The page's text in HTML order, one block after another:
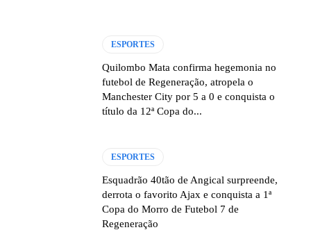
ESPORTES
Quilombo Mata confirma hegemonia no
futebol de Regeneração, atropela o
Manchester City por 5 a 0 e conquista o
título da 12ª Copa do...
ESPORTES
Esquadrão 40tão de Angical surpreende,
derrota o favorito Ajax e conquista a 1ª
Copa do Morro de Futebol 7 de
Regeneração